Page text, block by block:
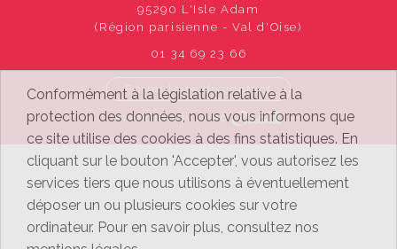
95290 L'Isle Adam
(Région parisienne - Val d'Oise)
01 34 69 23 66
Formulaire de contact
Prendre rdv avec
Conformément à la législation relative à la
protection des données, nous vous informons que
ce site utilise des cookies à des fins statistiques. En
cliquant sur le bouton 'Accepter', vous autorisez les
services tiers que nous utilisons à éventuellement
déposer un ou plusieurs cookies sur votre
ordinateur. Pour en savoir plus, consultez nos